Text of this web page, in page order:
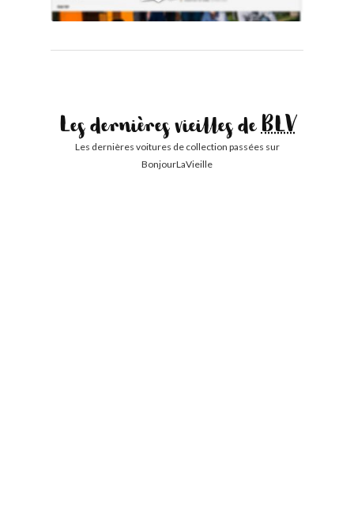
Les dernières vieilles deBLV
Les dernières voitures de collection passées sur
BonjourLaVieille